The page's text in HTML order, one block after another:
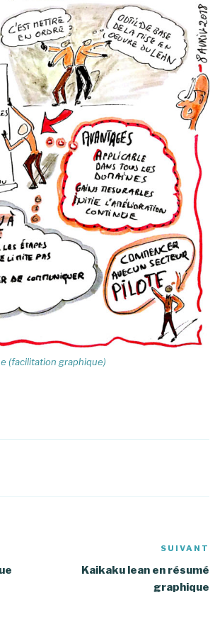
(facilitation graphique)
SUIVANT
Kaikaku lean en résumé
graphique